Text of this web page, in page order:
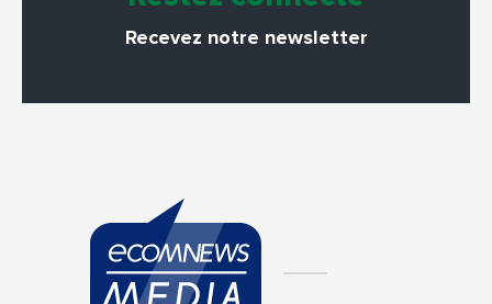
Recevez notre newsletter